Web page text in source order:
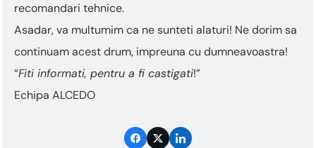
recomandari tehnice.
Asadar, va multumim ca ne sunteti alaturi! Ne dorim sa
continuam acest drum, impreuna cu dumneavoastra!
“Fiti informati, pentru a fi castigati!”
Echipa ALCEDO